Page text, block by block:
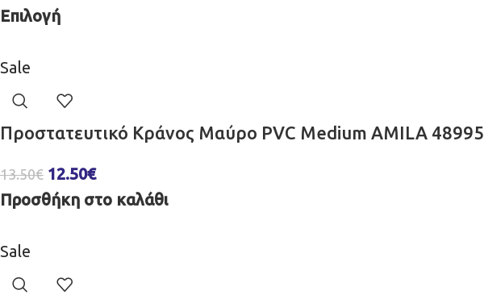
Επιλογή
Sale
Προστατευτικό Κράνος Μαύρο PVC Medium AMILA 48995
13.50€ 12.50€
Προσθήκη στο καλάθι
Sale